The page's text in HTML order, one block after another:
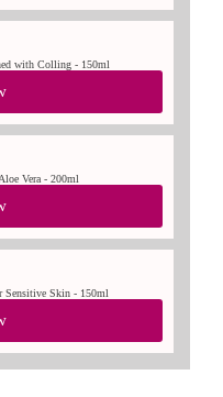
with Colling - 150ml
Vera - 200ml
Sensitive Skin - 150ml